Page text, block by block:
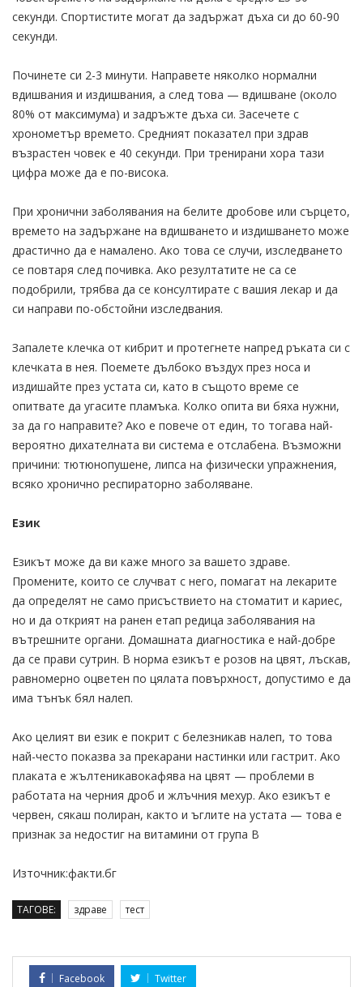
секунди. Спортистите могат да задържат дъха си до 60-90
секунди.
Починете си 2-3 минути. Направете няколко нормални
вдишвания и издишвания, а след това — вдишване (около
80% от максимума) и задръжте дъха си. Засечете с
хронометър времето. Средният показател при здрав
възрастен човек е 40 секунди. При тренирани хора тази
цифра може да е по-висока.
При хронични заболявания на белите дробове или сърцето,
времето на задържане на вдишването и издишването може
драстично да е намалено. Ако това се случи, изследването
се повтаря след почивка. Ако резултатите не са се
подобрили, трябва да се консултирате с вашия лекар и да
си направи по-обстойни изследвания.
Запалете клечка от кибрит и протегнете напред ръката си с
клечката в нея. Поемете дълбоко въздух през носа и
издишайте през устата си, като в същото време се
опитвате да угасите пламъка. Колко опита ви бяха нужни,
за да го направите? Ако е повече от един, то тогава най-
вероятно дихателната ви система е отслабена. Възможни
причини: тютюнопушене, липса на физически упражнения,
всяко хронично респираторно заболяване.
Език
Езикът може да ви каже много за вашето здраве.
Промените, които се случват с него, помагат на лекарите
да определят не само присъствието на стоматит и кариес,
но и да открият на ранен етап редица заболявания на
вътрешните органи. Домашната диагностика е най-добре
да се прави сутрин. В норма езикът е розов на цвят, лъскав,
равномерно оцветен по цялата повърхност, допустимо е да
има тънък бял налеп.
Ако целият ви език е покрит с белезникав налеп, то това
най-често показва за прекарани настинки или гастрит. Ако
плаката е жълтеникавокафява на цвят — проблеми в
работата на черния дроб и жлъчния мехур. Ако езикът е
червен, сякаш полиран, както и ъглите на устата — това е
признак за недостиг на витамини от група В
Източник:факти.бг
ТАГОВЕ: здраве тест
Facebook Twitter